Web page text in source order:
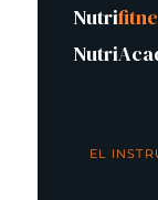
Nutri
EL